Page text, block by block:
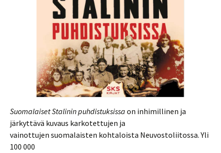
Suomalaiset Stalinin puhdistuksissa on inhimillinen ja
järkyttävä kuvaus karkotettujen ja
vainottujen suomalaisten kohtaloista Neuvostoliitossa. Yli
100 000